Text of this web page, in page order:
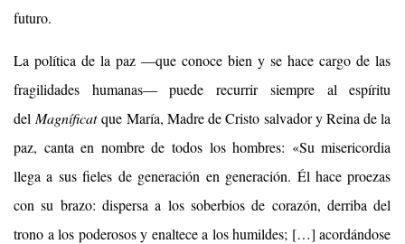
futuro.
La política de la paz ―que conoce bien y se hace cargo de las
fragilidades humanas― puede recurrir siempre al espíritu
del Magníficatque María, Madre de Cristo salvador y Reina de la
paz, canta en nombre de todos los hombres: «Su misericordia
llega a sus fieles de generación en generación. Él hace proezas
con su brazo: dispersa a los soberbios de corazón, derriba del
trono a los poderosos y enaltece a los humildes; […] acordándose